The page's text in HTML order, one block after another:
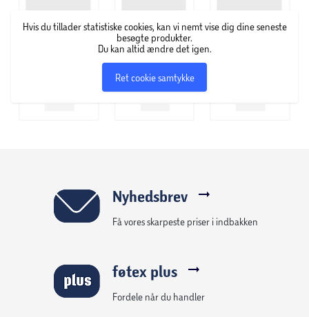
der roterer kødet langsomt for ensartet tilberedning.
Holdbar konstruktion: Fremstillet af robust stål for lang
forskellige grillstørrelser.
Hvis du tillader statistiske cookies, kan vi nemt vise dig dine seneste
besøgte produkter.
Du kan altid ændre det igen.
Ret cookie samtykke
Nyhedsbrev
Få vores skarpeste priser i indbakken
føtex plus
Fordele når du handler